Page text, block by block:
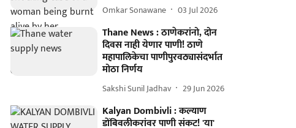
Omkar Sonawane 03 Jul 2026
Thane News : ठाणेकरांनो, दोन
दिवस नाही येणार पाणी! ठाणे
महापालिकेचा पाणीपुरवठ्यासंदर्भात
मोठा निर्णय
Sakshi Sunil Jadhav 29 Jun 2026
Kalyan Dombivli : कल्याण
डोंबिवलीकरांवर पाणी संकट! 'या'